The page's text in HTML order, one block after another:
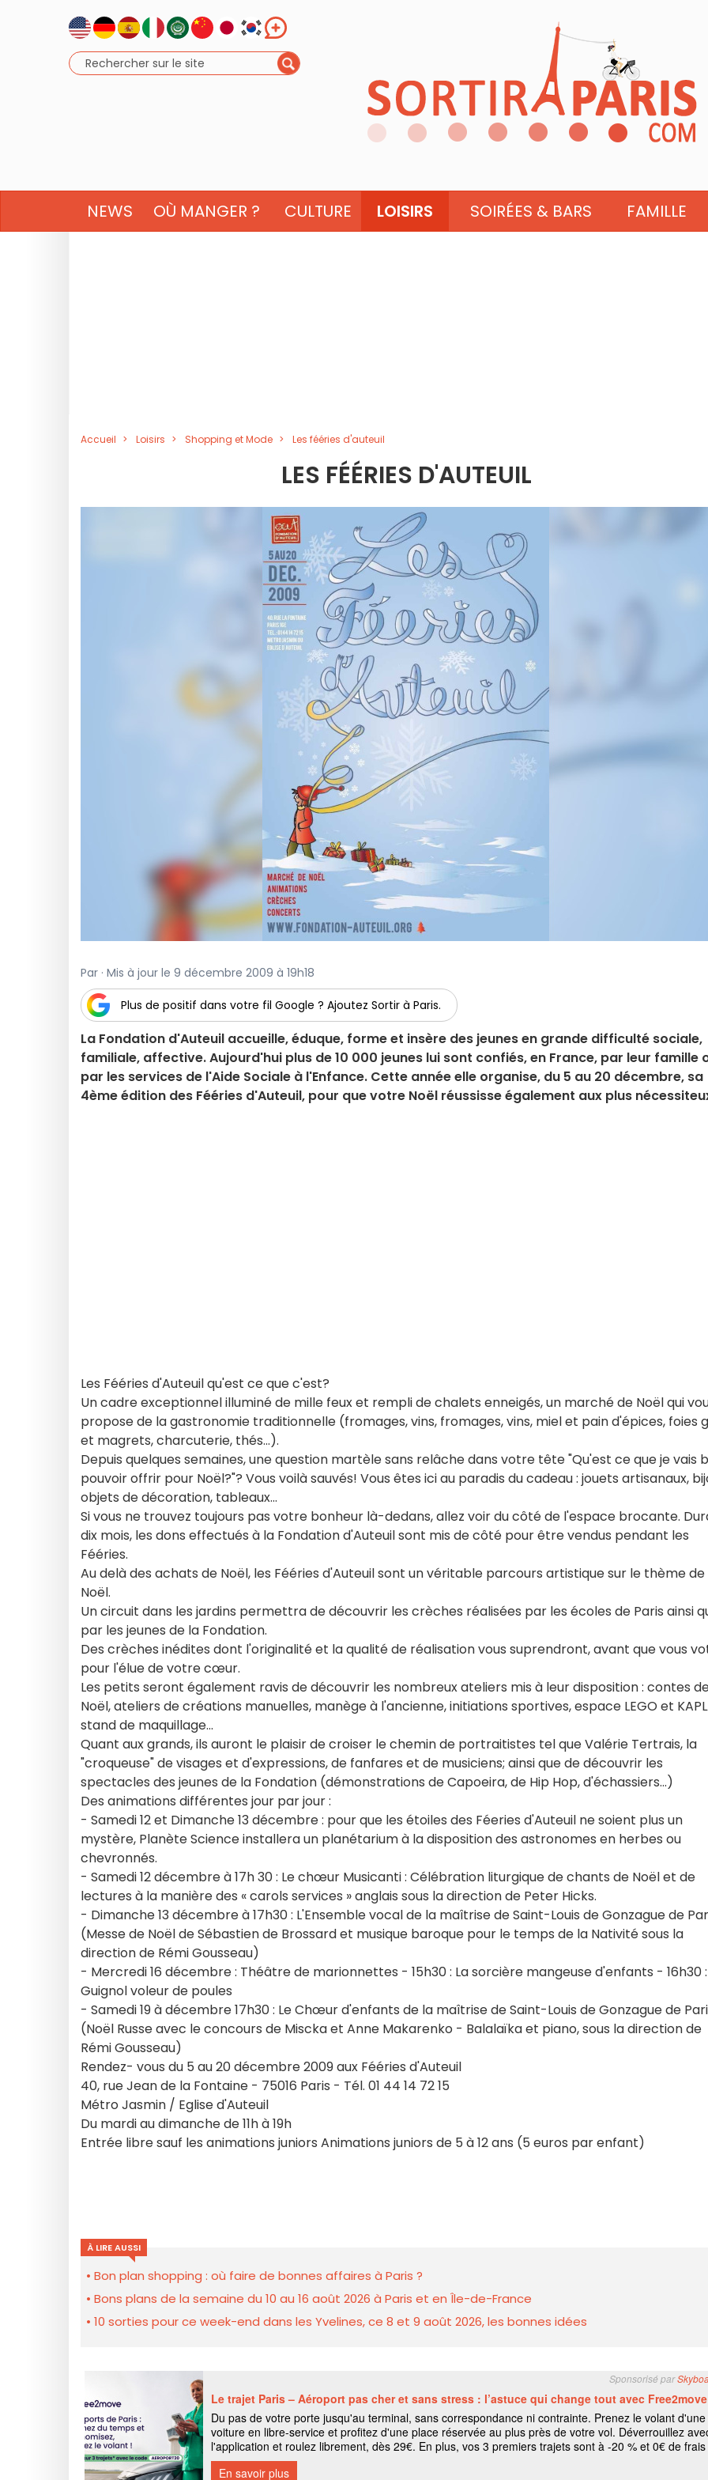
NEWS OÙ MANGER ? CULTURE LOISIRS SOIRÉES & BARS FAMILLE
Accueil Loisirs Shopping et Mode Les fééries d'auteuil
LES FÉÉRIES D'AUTEUIL
Par · Mis à jour le 9 décembre 2009 à 19h18
Plus de positif dans votre fil Google ? Ajoutez Sortir à Paris.
La Fondation d'Auteuil accueille, éduque, forme et insère des jeunes en grande difficulté sociale,
familiale, affective. Aujourd'hui plus de 10 000 jeunes lui sont confiés, en France, par leur famille
par les services de l'Aide Sociale à l'Enfance. Cette année elle organise, du 5 au 20 décembre, sa
4ème édition des Fééries d'Auteuil, pour que votre Noël réussisse également aux plus
Les Fééries d'Auteuil qu'est ce que c'est?
Un cadre exceptionnel illuminé de mille feux et rempli de chalets enneigés, un marché de Noël qui
propose de la gastronomie traditionnelle (fromages, vins, fromages, vins, miel et pain d'épices, foies
et magrets, charcuterie, thés...).
Depuis quelques semaines, une question martèle sans relâche dans votre tête "Qu'est ce que je vais
pouvoir offrir pour Noël?"? Vous voilà sauvés! Vous êtes ici au paradis du cadeau : jouets artisanaux,
objets de décoration, tableaux...
Si vous ne trouvez toujours pas votre bonheur là-dedans, allez voir du côté de l'espace brocante.
dix mois, les dons effectués à la Fondation d'Auteuil sont mis de côté pour être vendus pendant les
Fééries.
Au delà des achats de Noël, les Fééries d'Auteuil sont un véritable parcours artistique sur le thème de
Noël.
Un circuit dans les jardins permettra de découvrir les crèches réalisées par les écoles de Paris ainsi
par les jeunes de la Fondation.
Des crèches inédites dont l'originalité et la qualité de réalisation vous suprendront, avant que vous
pour l'élue de votre cœur.
Les petits seront également ravis de découvrir les nombreux ateliers mis à leur disposition : contes
Noël, ateliers de créations manuelles, manège à l'ancienne, initiations sportives, espace LEGO et
stand de maquillage...
Quant aux grands, ils auront le plaisir de croiser le chemin de portraitistes tel que Valérie Tertrais, la
"croqueuse" de visages et d'expressions, de fanfares et de musiciens; ainsi que de découvrir les
spectacles des jeunes de la Fondation (démonstrations de Capoeira, de Hip Hop, d'échassiers...)
Des animations différentes jour par jour :
- Samedi 12 et Dimanche 13 décembre : pour que les étoiles des Féeries d'Auteuil ne soient plus un
mystère, Planète Science installera un planétarium à la disposition des astronomes en herbes ou
chevronnés.
- Samedi 12 décembre à 17h 30 : Le chœur Musicanti : Célébration liturgique de chants de Noël et de
lectures à la manière des « carols services » anglais sous la direction de Peter Hicks.
- Dimanche 13 décembre à 17h30 : L'Ensemble vocal de la maîtrise de Saint-Louis de Gonzague de
(Messe de Noël de Sébastien de Brossard et musique baroque pour le temps de la Nativité sous la
direction de Rémi Gousseau)
- Mercredi 16 décembre : Théâtre de marionnettes - 15h30 : La sorcière mangeuse d'enfants - 16h30 :
Guignol voleur de poules
- Samedi 19 à décembre 17h30 : Le Chœur d'enfants de la maîtrise de Saint-Louis de Gonzague de
(Noël Russe avec le concours de Miscka et Anne Makarenko - Balalaïka et piano, sous la direction de
Rémi Gousseau)
Rendez- vous du 5 au 20 décembre 2009 aux Fééries d'Auteuil
40, rue Jean de la Fontaine - 75016 Paris - Tél. 01 44 14 72 15
Métro Jasmin / Eglise d'Auteuil
Du mardi au dimanche de 11h à 19h
Entrée libre sauf les animations juniors Animations juniors de 5 à 12 ans (5 euros par enfant)
À LIRE AUSSI
Bon plan shopping : où faire de bonnes affaires à Paris ?
Bons plans de la semaine du 10 au 16 août 2026 à Paris et en Île-de-France
10 sorties pour ce week-end dans les Yvelines, ce 8 et 9 août 2026, les bonnes idées